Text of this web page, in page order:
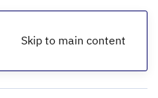
Skip to main content
الرئيسية